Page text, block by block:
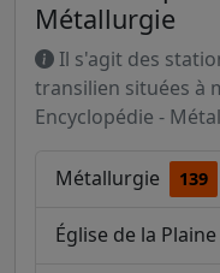
Métallurgie
Il s'agit des
transilien situées à
Encyclopédie -
Métallurgie 139
Église de la Plaine